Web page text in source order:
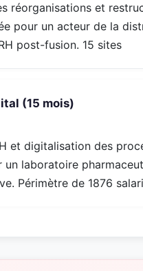
réorganisations et
pour un acteur de la
post-fusion. 15 sites
(15 mois)
et digitalisation des
un laboratoire
Périmètre de 1876